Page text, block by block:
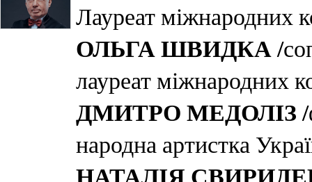
Лауреат міжнародних
ОЛЬГА ШВИДКА/
лауреат міжнародних
ДМИТРО МЕДОЛІЗ
народна артистка